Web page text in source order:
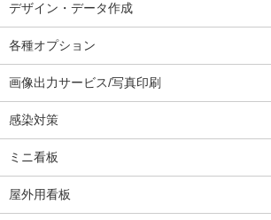
デザイン・データ作成
各種オプション
画像出力サービス/写真印刷
感染対策
ミニ看板
屋外用看板